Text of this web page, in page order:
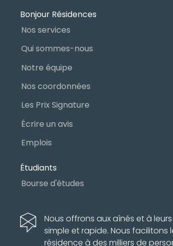
Bonjour Résidences
Nos services
Qui sommes-nous
Notre équipe
Nos coordonnées
Les Prix Signature
Écrire un avis
Emplois
Étudiants
Bourse d'études
Nous offrons aux aînés et à
simple et rapide. Nous facilitons
résidence à des milliers de